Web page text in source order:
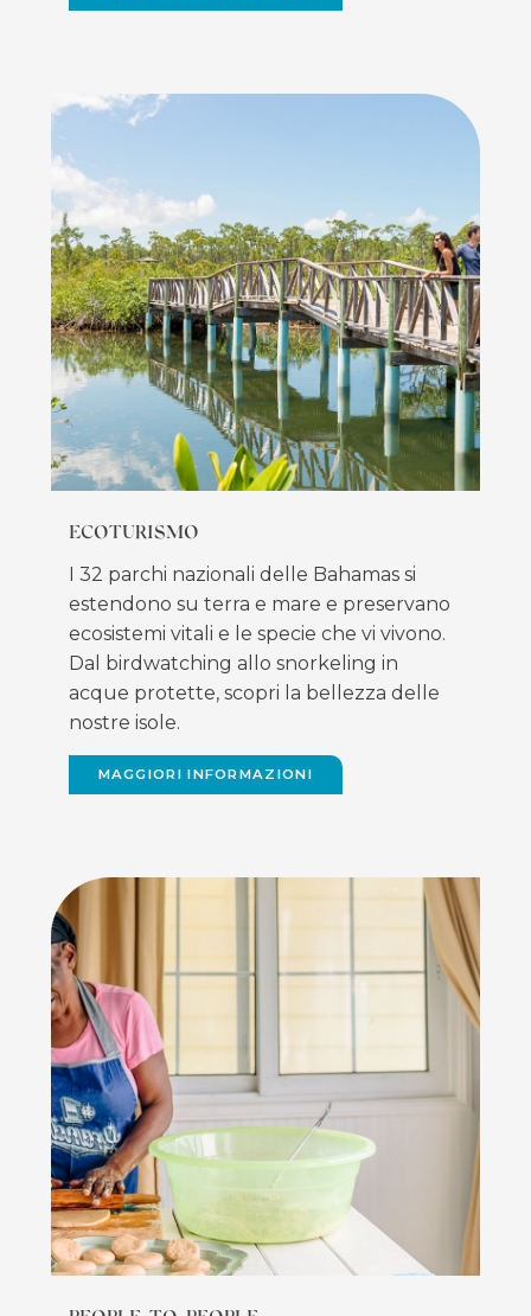
ECOTURISMO
I 32 parchi nazionali delle Bahamas si
estendono su terra e mare e preservano
ecosistemi vitali e le specie che vi vivono.
Dal birdwatching allo snorkeling in
acque protette, scopri la bellezza delle
nostre isole.
MAGGIORI INFORMAZIONI